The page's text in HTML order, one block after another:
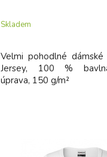
Skladem
Velmi pohodlné dámské
Jersey, 100 %
úprava, 150 g/m²